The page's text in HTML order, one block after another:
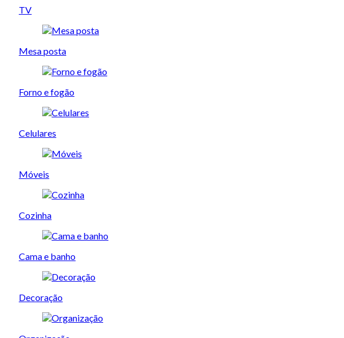
TV
Mesa posta
Forno e fogão
Celulares
Móveis
Cozinha
Cama e banho
Decoração